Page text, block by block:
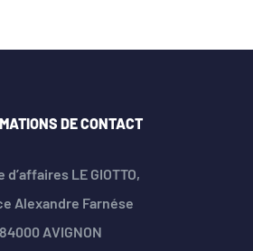
DE CONTACT
d’affaires LE GIOTTO,
Alexandre Farnése
84000 AVIGNON